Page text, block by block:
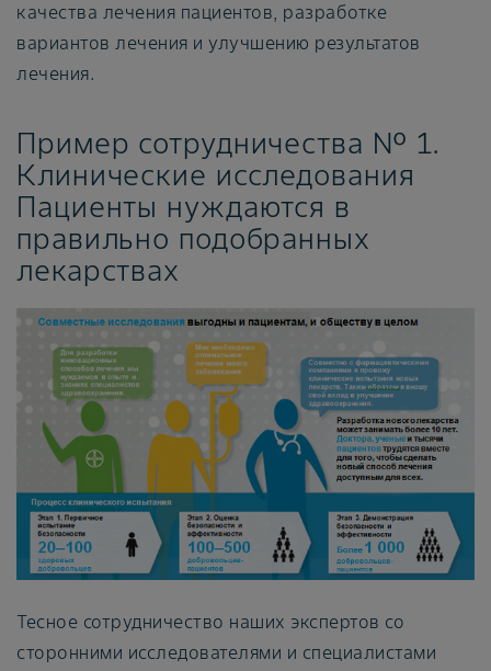
качества лечения пациентов, разработке
вариантов лечения и улучшению результатов
лечения.
Пример сотрудничества № 1.
Клинические исследования
Пациенты нуждаются в
правильно подобранных
лекарствах
Тесное сотрудничество наших экспертов со
сторонними исследователями и специалистами